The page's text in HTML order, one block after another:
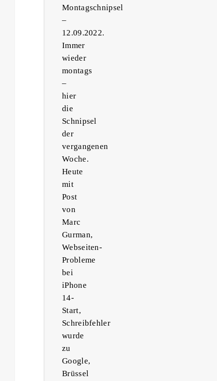
Montagschnipsel
–
12.09.2022.
Immer
wieder
montags
–
hier
die
Schnipsel
der
vergangenen
Woche.
Heute
mit
Post
von
Marc
Gurman,
Webseiten-
Probleme
bei
iPhone
14-
Start,
Schreibfehler
wurde
zu
Google,
Brüssel